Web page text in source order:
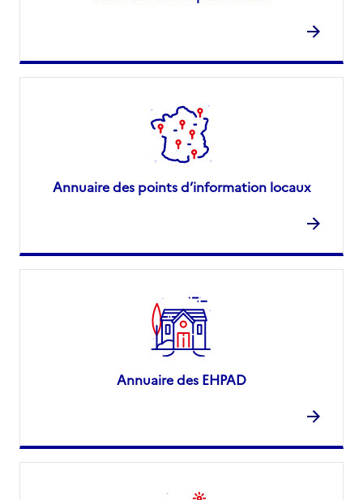
Annuaire des points d’information locaux
Annuaire des EHPAD